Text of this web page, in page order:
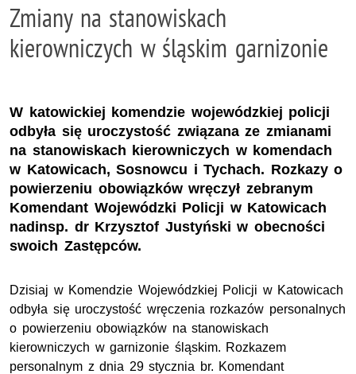
Zmiany na stanowiskach
kierowniczych w śląskim garnizonie
W katowickiej komendzie wojewódzkiej policji
odbyła się uroczystość związana ze zmianami
na stanowiskach kierowniczych w komendach
w Katowicach, Sosnowcu i Tychach. Rozkazy o
powierzeniu obowiązków wręczył zebranym
Komendant Wojewódzki Policji w Katowicach
nadinsp. dr Krzysztof Justyński w obecności
swoich Zastępców.
Dzisiaj w Komendzie Wojewódzkiej Policji w Katowicach
odbyła się uroczystość wręczenia rozkazów personalnych
o powierzeniu obowiązków na stanowiskach
kierowniczych w garnizonie śląskim. Rozkazem
personalnym z dnia 29 stycznia br. Komendant